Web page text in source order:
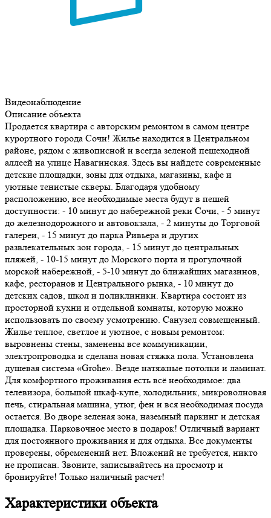
Видеонаблюдение
Описание объекта
Продается квартира с авторским ремонтом в самом центре
курортного города Сочи! Жилье находится в Центральном
районе, рядом с живописной и всегда зеленой пешеходной
аллеей на улице Навагинская. Здесь вы найдете современные
детские площадки, зоны для отдыха, магазины, кафе и
уютные тенистые скверы. Благодаря удобному
расположению, все необходимые места будут в пешей
доступности: - 10 минут до набережной реки Сочи, - 5 минут
до железнодорожного и автовокзала, - 2 минуты до Торговой
галереи, - 15 минут до парка Ривьера и других
развлекательных зон города, - 15 минут до центральных
пляжей, - 10-15 минут до Морского порта и прогулочной
морской набережной, - 5-10 минут до ближайших магазинов,
кафе, ресторанов и Центрального рынка, - 10 минут до
детских садов, школ и поликлиники. Квартира состоит из
просторной кухни и отдельной комнаты, которую можно
использовать по своему усмотрению. Санузел совмещенный.
Жилье теплое, светлое и уютное, с новым ремонтом:
выровнены стены, заменены все коммуникации,
электропроводка и сделана новая стяжка пола. Установлена
душевая система «Grohe». Везде натяжные потолки и ламинат.
Для комфортного проживания есть всё необходимое: два
телевизора, большой шкаф-купе, холодильник, микроволновая
печь, стиральная машина, утюг, фен и вся необходимая посуда
остается. Во дворе зеленая зона, наземный паркинг и детская
площадка. Парковочное место в подарок! Отличный вариант
для постоянного проживания и для отдыха. Все документы
проверены, обременений нет. Вложений не требуется, никто
не прописан. Звоните, записывайтесь на просмотр и
бронируйте! Только наличный расчет!
Характеристики объекта